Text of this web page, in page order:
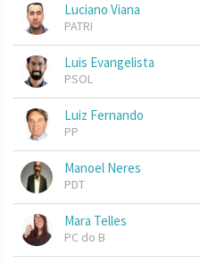
Luciano Viana
PATRI
Luis Evangelista
PSOL
Luiz Fernando
PP
Manoel Neres
PDT
Mara Telles
PC do B